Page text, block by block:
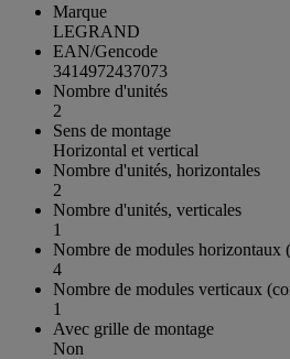
Marque
LEGRAND
EAN/Gencode
3414972437073
Nombre d'unités
2
Sens de montage
Horizontal et vertical
Nombre d'unités, horizontales
2
Nombre d'unités, verticales
1
Nombre de modules horizontaux
4
Nombre de modules verticaux
1
Avec grille de montage
Non